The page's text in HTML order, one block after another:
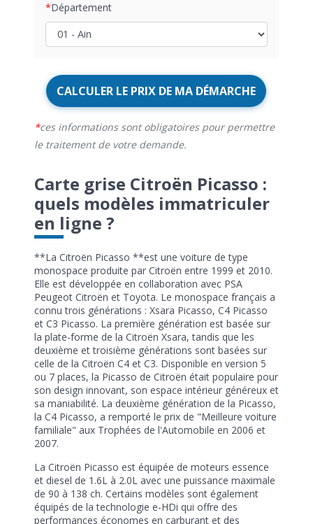
Département
CALCULER LE PRIX DE MA DÉMARCHE
ces informations sont obligatoires pour permettre
le traitement de votre demande.
Carte grise Citroën Picasso :
quels modèles immatriculer
en ligne ?
**La Citroën Picasso **est une voiture de type
monospace produite par Citroën entre 1999 et 2010.
Elle est développée en collaboration avec PSA
Peugeot Citroën et Toyota. Le monospace français a
connu trois générations : Xsara Picasso, C4 Picasso
et C3 Picasso. La première génération est basée sur
la plate-forme de la Citroën Xsara, tandis que les
deuxième et troisième générations sont basées sur
celle de la Citroën C4 et C3. Disponible en version 5
ou 7 places, la Picasso de Citroën était populaire pour
son design innovant, son espace intérieur généreux et
sa maniabilité. La deuxième génération de la Picasso,
la C4 Picasso, a remporté le prix de "Meilleure voiture
familiale" aux Trophées de l'Automobile en 2006 et
2007.
La Citroën Picasso est équipée de moteurs essence
et diesel de 1.6L à 2.0L avec une puissance maximale
de 90 à 138 ch. Certains modèles sont également
équipés de la technologie e-HDi qui offre des
performances économes en carburant et des